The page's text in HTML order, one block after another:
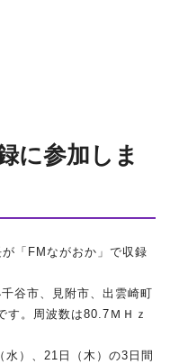
に参加しま
「FMながおか」で収録
谷市、見附市、出雲崎町
す。周波数は80.7ＭＨｚ
）、21日（木）の3日間